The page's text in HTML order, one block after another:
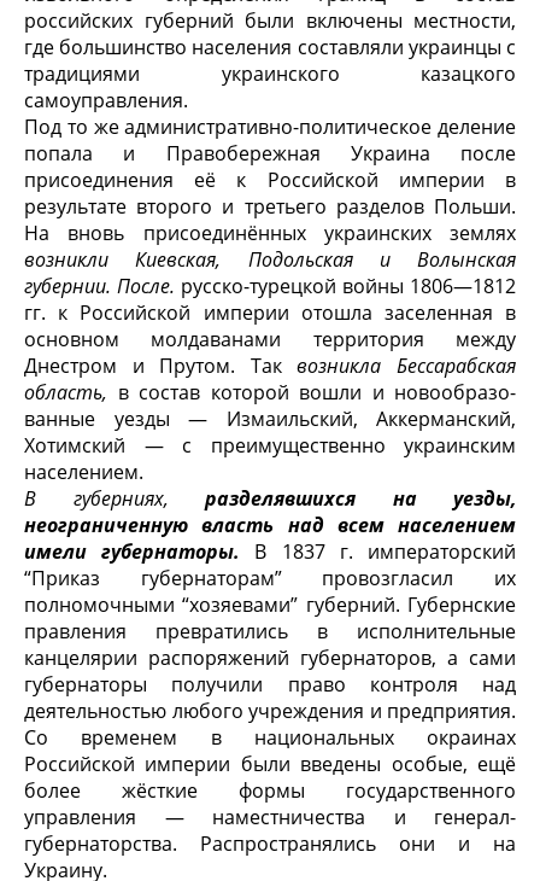
российских губерний были включе­ны местности,
где большинство населения составляли украинцы с
традиция­ми украинского казацкого
самоуправления.
Под то же административно-политическое деление
попала и Правобе­режная Украина после
присоединения её к Российской империи в
результа­те второго и третьего разделов Польши.
На вновь присоединённых украинс­ких землях
возникли Киевская, Подольская и Волынская
губернии. После. русско-турецкой войны 1806—1812
гг. к Российской империи отошла засе­ленная в
основном молдаванами территория между
Днестром и Прутом. Таквозникла Бессарабская
область, в состав которой вошли и новообразо­
ванные уезды — Измаильский, Аккерманский,
Хотимский — с преимуще­ственно украинским
населением.
В губерниях, разделявшихся на уезды,
неограниченную власть над всем населением
имели губернаторы.
В 1837 г. императорский
“Приказ губернаторам” провозгласил их
полномочными “хозяевами” губер­ний. Губернские
правления превратились в исполнительные
канцелярии рас­поряжений губернаторов, а сами
губернаторы получили право контроля над
деятельностью любого учреждения и предприятия.
Со временем в нацио­нальных окраинах
Российской империи были введены особые, ещё
более жёсткие формы государственного
управления — наместничества и генерал-
губернаторства. Распространялись они и на
Украину.